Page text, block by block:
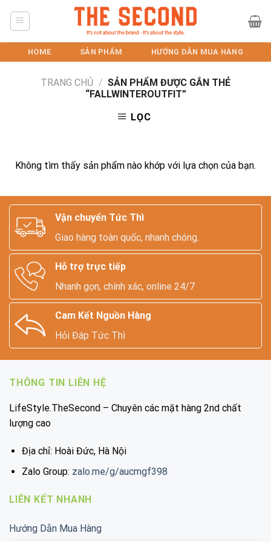
HOME SẢN PHẨM HƯỚNG DẪN MUA HÀNG
TRANG CHỦ / SẢN PHẨM ĐƯỢC GẮN THẺ
“FALLWINTEROUTFIT”
LỌC
Không tìm thấy sản phẩm nào khớp với lựa chọn của bạn.
Vận chuyển Tức Thì
Giao hàng toàn quốc, nhanh chóng.
Hỗ trợ trực tiếp
Nhanh gọn, chính xác, online 24/7
Cam Kết Nguồn Hàng
Hỏi Đáp Tức Thì
THÔNG TIN LIÊN HỆ
LifeStyle.TheSecond – Chuyên các mặt hàng 2nd chất
lượng cao
Địa chỉ: Hoài Đức, Hà Nội
Zalo Group: zalo.me/g/aucmgf398
LIÊN KẾT NHANH
Hướng Dẫn Mua Hàng